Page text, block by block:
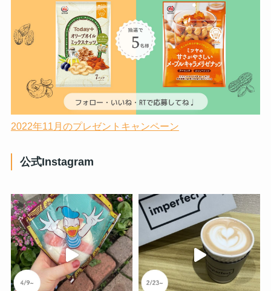
2022年11月のプレゼントキャンペーン
公式Instagram